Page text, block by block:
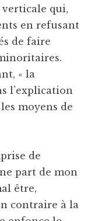
qui,
en refusant
de faire
« la
l’explication
moyens de
de
part de mon
être,
contraire à la